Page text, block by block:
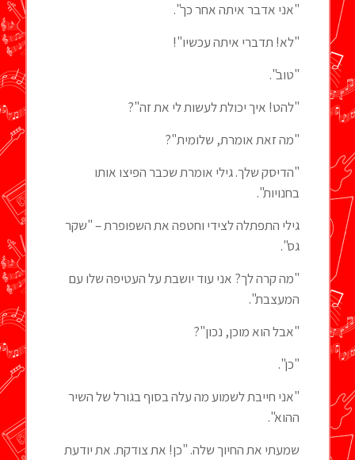
"אני אדבר איתה אחר כך".
"לא! תדברי איתה עכשיו"!
"טוב".
"להט! איך יכולת לעשות לי את זה"?
"מה זאת אומרת, שלומית"?
"הדיסק שלך. גילי אומרת שכבר הפיצו אותו
בחנויות".
גילי התפתלה לצידי וחטפה את השפופרת – "שקר
גס".
"מה קרה לך? אני עוד יושבת על העטיפה שלו עם
המעצבת".
"אבל הוא מוכן, נכון"?
"כן".
"אני חייבת לשמוע מה עלה בסוף בגורל של השיר
ההוא".
שמעתי את החיוך שלה. "כן! את צודקת. את יודעת